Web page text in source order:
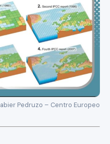
Pedruzo – Centro Europeo